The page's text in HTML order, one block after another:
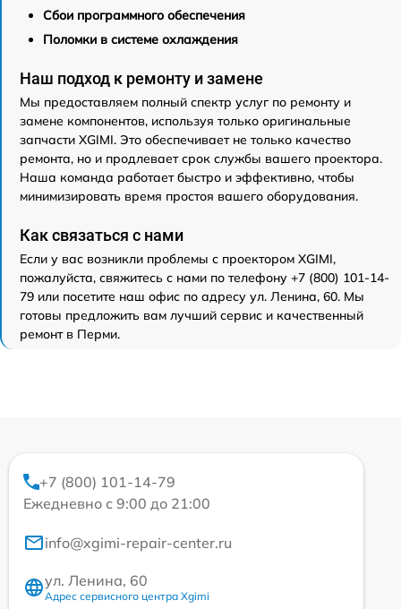
Сбои программного обеспечения
Поломки в системе охлаждения
Наш подход к ремонту и замене
Мы предоставляем полный спектр услуг по ремонту и
замене компонентов, используя только оригинальные
запчасти XGIMI. Это обеспечивает не только качество
ремонта, но и продлевает срок службы вашего проектора.
Наша команда работает быстро и эффективно, чтобы
минимизировать время простоя вашего оборудования.
Как связаться с нами
Если у вас возникли проблемы с проектором XGIMI,
пожалуйста, свяжитесь с нами по телефону +7 (800) 101-14-
79 или посетите наш офис по адресу ул. Ленина, 60. Мы
готовы предложить вам лучший сервис и качественный
ремонт в Перми.
+7 (800) 101-14-79
Ежедневно с 9:00 до 21:00
info@xgimi-repair-center.ru
ул. Ленина, 60
Адрес сервисного центра Xgimi